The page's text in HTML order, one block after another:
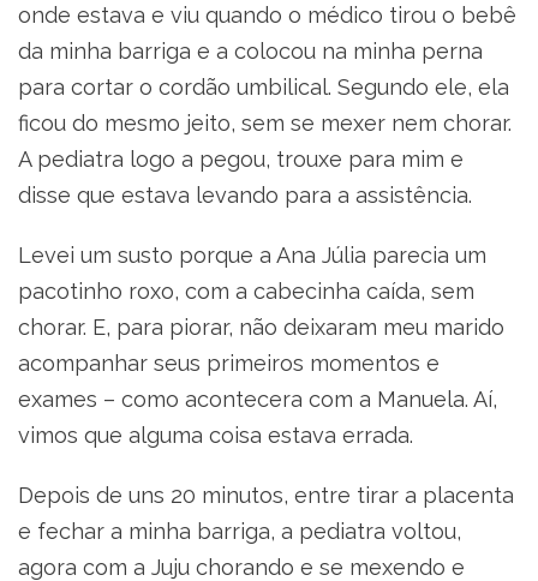
onde estava e viu quando o médico tirou o bebê
da minha barriga e a colocou na minha perna
para cortar o cordão umbilical. Segundo ele, ela
ficou do mesmo jeito, sem se mexer nem chorar.
A pediatra logo a pegou, trouxe para mim e
disse que estava levando para a assistência.
Levei um susto porque a Ana Júlia parecia um
pacotinho roxo, com a cabecinha caída, sem
chorar. E, para piorar, não deixaram meu marido
acompanhar seus primeiros momentos e
exames – como acontecera com a Manuela. Aí,
vimos que alguma coisa estava errada.
Depois de uns 20 minutos, entre tirar a placenta
e fechar a minha barriga, a pediatra voltou,
agora com a Juju chorando e se mexendo e